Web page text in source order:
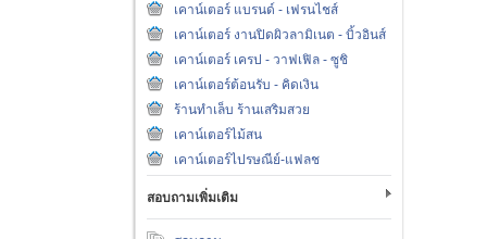
เคาน์เตอร์ แบรนด์ - เฟรนไชส์
เคาน์เตอร์ งานปิดผิวลามิเนต - บิ้วอินส์
เคาน์เตอร์ เครป - วาฟเฟิล - ซูชิ
เคาน์เตอร์ต้อนรับ - คิดเงิน
ร้านทำเล็บ ร้านเสริมสวย
เคาน์เตอร์ไม้สน
เคาน์เตอร์ไปรษณีย์-แฟลช
สอบถามเพิ่มเติม